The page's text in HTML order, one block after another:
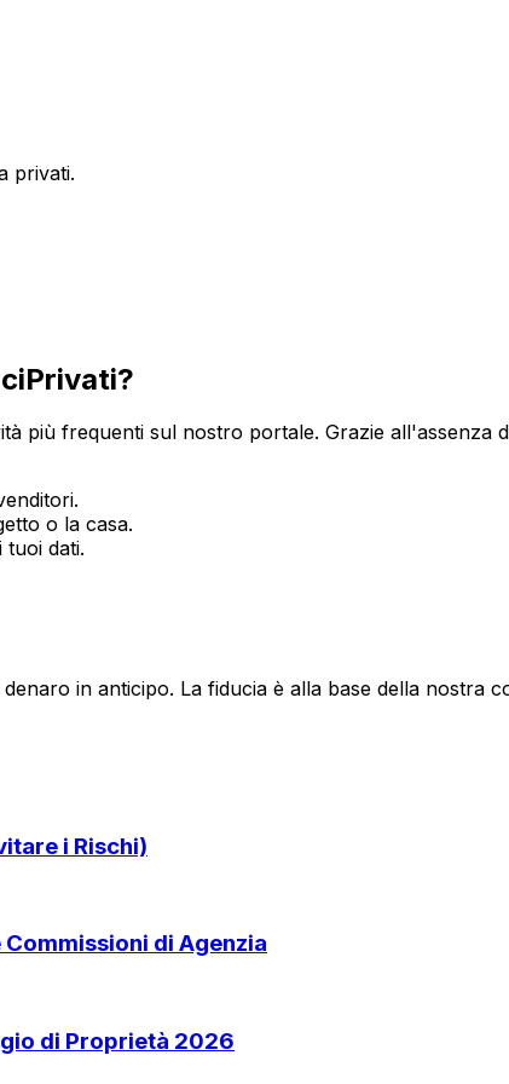
privati.
più frequenti sul nostro portale. Grazie all'assenza
o la casa.
tuoi dati.
in anticipo. La fiducia è alla base della nostra
i Rischi)
di Agenzia
di Proprietà 2026